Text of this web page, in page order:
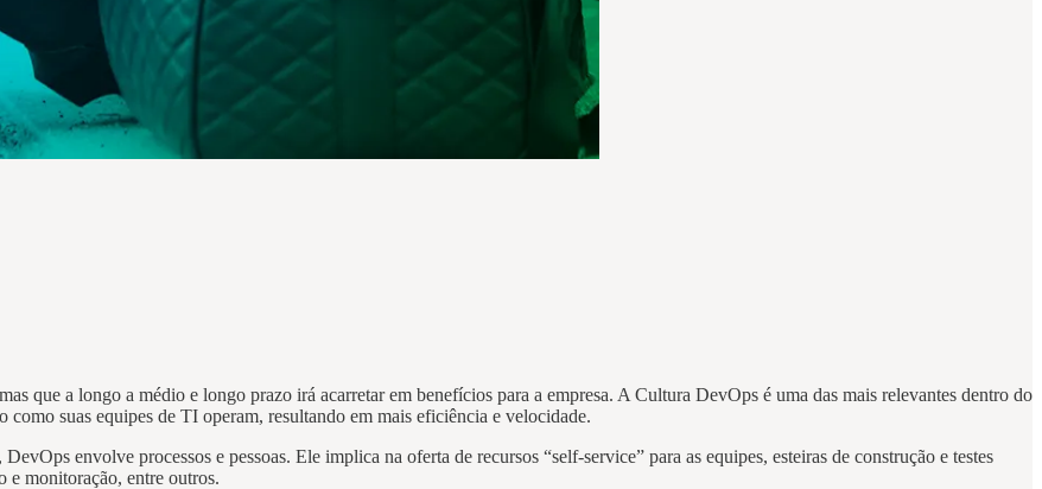
que a longo a médio e longo prazo irá acarretar em benefícios para a empresa. A Cultura DevOps é uma das mais relevantes dentro do
suas equipes de TI operam, resultando em mais eficiência e velocidade.
envolve processos e pessoas. Ele implica na oferta de recursos “self-service” para as equipes, esteiras de construção e testes
e monitoração, entre outros.